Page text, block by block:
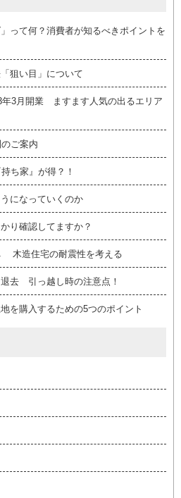
って何？消費者が知るべきポイントを
狙い目」について
年3月開業 ますます人気の出るエリア
ご案内
ち家』が得？！
になっていくのか
り確認してますか？
木造住宅の耐震性を考える
去 引っ越し時の注意点！
を購入するための5つのポイント